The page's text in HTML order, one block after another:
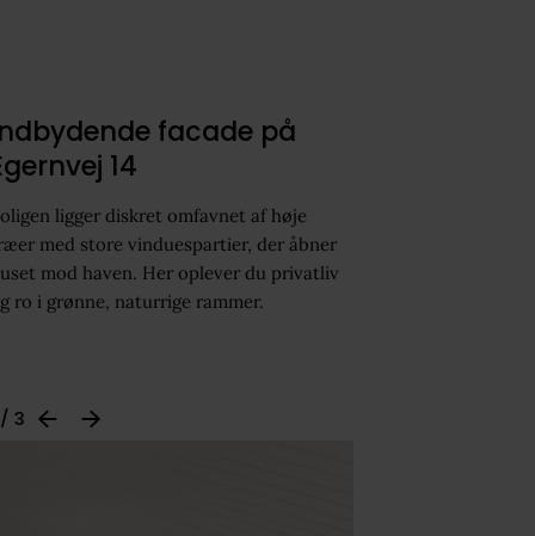
facade på
14
ligger diskret omfavnet af høje
med store vinduespartier, der åbner
mod haven. Her oplever du privatliv
ro i grønne, naturrige rammer.
3